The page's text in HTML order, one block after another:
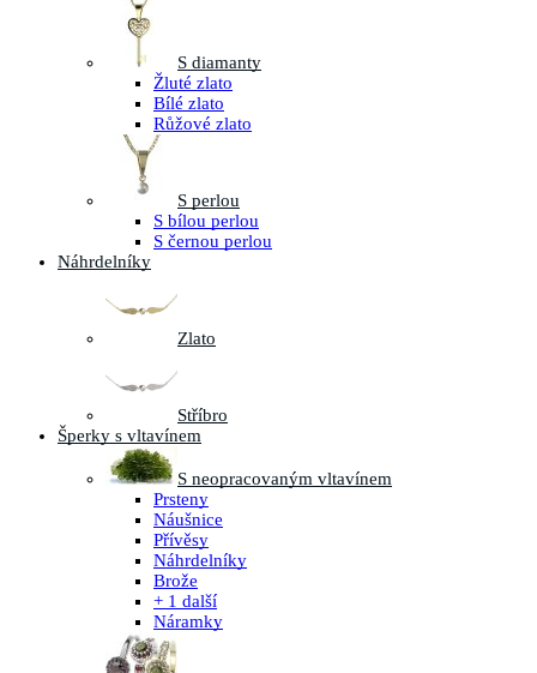
S diamanty
Žluté zlato
Bílé zlato
Růžové zlato
S perlou
S bílou perlou
S černou perlou
Náhrdelníky
Zlato
Stříbro
Šperky s vltavínem
S neopracovaným vltavínem
Prsteny
Náušnice
Přívěsy
Náhrdelníky
Brože
+ 1 další
Náramky